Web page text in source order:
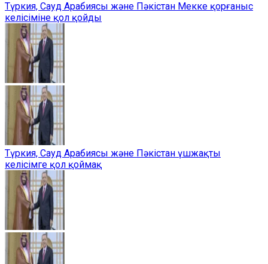
Түркия, Сауд Арабиясы және Пәкістан Мекке қорғаныс
келісіміне қол қойды
Түркия, Сауд Арабиясы және Пәкістан үшжақты
келісімге қол қоймақ